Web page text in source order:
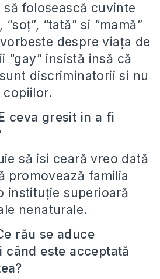
folosească cuvinte
“soț”, “tată” si “mamă”
despre viața de
“gay” insistă insă că
discriminatorii si nu
copiilor.
ceva gresit in a fi
să isi ceară vreo dată
promovează familia
instituție superioară
nenaturale.
rău se aduce
când este acceptată